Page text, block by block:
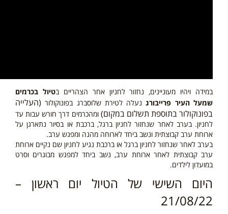
במידה ויהיו מעוניינים, נחזור לחניון אחר הצהריים בטיול בכרמים
שמעל העיר פרייבורגנעלה לטירת שלוסברג בפונוקולור (העלייה
בפונוקולור בתוספת תשלום במקום) ומהכרמים דרך חורש עבות עד
לחניון. בערב לאחר שנחזור לחניון ברגל, ברכבת או בסיור נתארגן על
ארוחת ערב קבוצתית ונשב ביחד לארוחה מהנה ומפגש ערב.
בערב לאחר שנחזור לחניון ברגל או ברכבת נגיע לחניון שם נקיים ארוחת
ערב קבוצתית לאחר ארוחת ערב, נשב ביחד למפגש מבוגרים וסרט
במועדון לילדים.
היום השישי של הטיול יום ראשון –
21/08/22